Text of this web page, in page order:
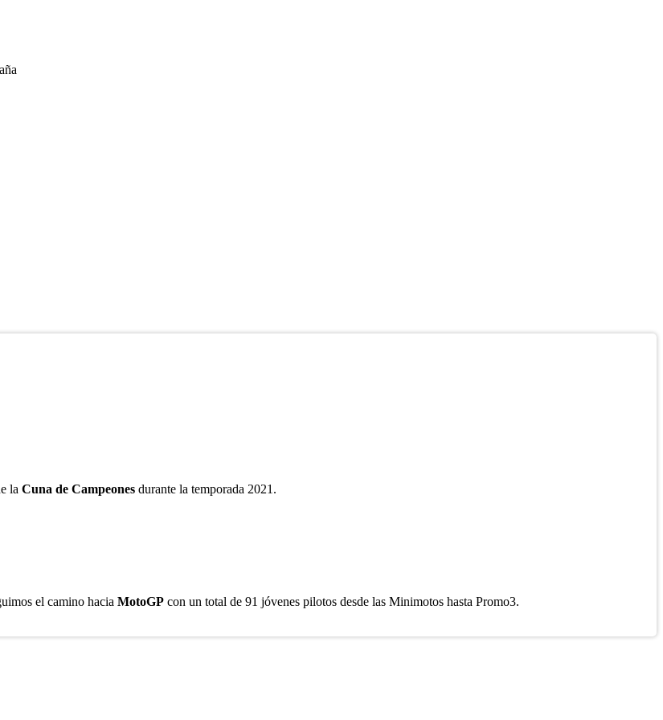
la Cuna de Campeones durante la temporada 2021.
el camino hacia MotoGP con un total de 91 jóvenes pilotos desde las Minimotos hasta Promo3.